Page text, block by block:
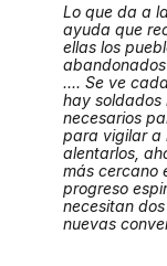
Lo que da a
ayuda que
ellas los
.... Se ve
hay soldados
necesarios
para vigilar a
alentarlos,
más cercano
progreso
necesitan
nuevas